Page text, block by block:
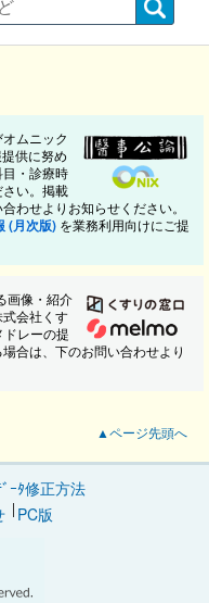
ムニック
供に努め
・診療時
い。掲載
わせよりお知らせください。
(月次版) を業務利用向けにご提
画像・紹介
会社くす
レーの提
合は、下のお問い合わせより
▲ページ先頭へ
ｰﾀ修正方法
PC版